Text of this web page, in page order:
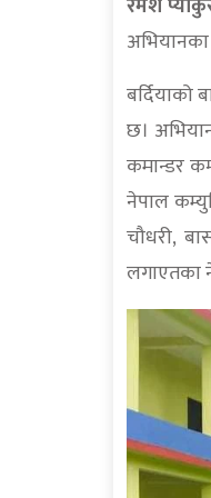
अभियानका
छ।
कमान्डर
नेपाल
चौधरी,
लगाएतका